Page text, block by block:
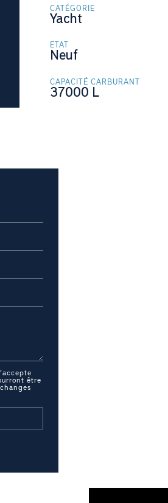
CATÉGORIE
Yacht
ETAT
Neuf
CAPACITÉ CARBURANT
37000 L
être